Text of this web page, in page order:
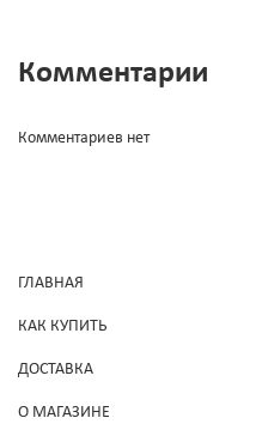
Комментарии
Комментариев нет
ГЛАВНАЯ
КАК КУПИТЬ
ДОСТАВКА
О МАГАЗИНЕ